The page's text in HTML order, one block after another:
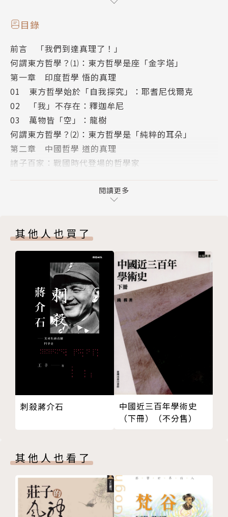
☑️ 比密室逃脫還燒腦！一口氣讀完東方哲學大補帖，
■印度哲學、佛教、老莊思想、禪……何謂東方哲學？
■佛教中釋迦牟尼說的「我不存在」是什麼意思？
■西遊記唐憎取經，《般若心經》中「色即是空」之
後，真正的精髓是什麼？
■孔子、孟子、墨家思想，戰國之中如何興起，甚至影
響中國君王的治國之道？
■能與釋迦牟尼匹敵的強者「老子」，境界究竟有多
高？
何」、「絕對正確的事為何」等。也就是說，西方哲學
所想的問題，可以認為是與「人類外部」的「某些事
物」有關。而西方投注在科學的那股「精力與熱情」，
東方哲人們全用來投注於探究「內部」的「自我」之
上，全心專注於自我探究，使人心啟悟。面對苦難，自
省、自覺、自我修煉，是一種實踐哲學，有別於西方的
思辨哲學！
沒錯！東、西方哲學所關心的面向恰好完全相反。西方
哲學就像是通往金字塔的道路，朝往「真理」的目的方
向而去，不斷向人類未知的外在世界探究，不斷重複思
辨又推翻的過程向上推進，形成一套思辨哲學，建構成
如今的「科學」。而東方哲學則像是某天就突然出現一
個人，傲慢地斷言「我已到達真理的境界」，站在金字
學問。後人們再各憑本事，領略箇中智慧，期許總有一
天也能爬上同樣強大的金字塔頂端！從思想、文化、美
學發展，究竟東方哲學智慧有何魅力，竟能影響整個東
方世界的數千年？史上最強哲學入門東方哲人篇──開
目錄
前言 「我們到達真理了！」
何謂東方哲學？⑴：東方哲學是座「金字塔」
第一章 印度哲學 悟的真理
01 東方哲學始於「自我探究」：耶耆尼伐爾克
02 「我」不存在：釋迦牟尼
03 萬物皆「空」：龍樹
何謂東方哲學？⑵：東方哲學是「純粹的耳朵」
第二章 中國哲學 道的真理
諸子百家：戰國時代登場的哲學家
06 力求實現「仁」的王道政治：孟子
08 政治就是讓國家富強：韓非子
09 萬物始於道：老子
10 境界誕生自言語：莊子
何謂東方哲學？⑶：東方哲學是「謊言」
第三章 日本哲學 禪的真理
日本佛教的歷史：聖德太子～德川幕府
11 藉由念佛前往「他力」的境界：親鸞
禪的歷史：東方哲學的精髓
12 不經由「思考」理解事物：榮西
13 破壞與飛越「問題」：道元
十牛圖：超越開悟
後記 超越東方哲學，更往前一步！
謝辭
閱讀更多
其他人也買了
刺殺蔣介石
中國近三百年學術史
（下冊）（不分售）
其他人也看了